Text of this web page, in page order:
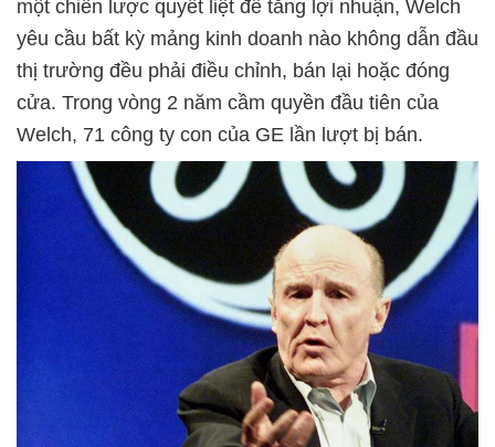
một chiến lược quyết liệt để tăng lợi nhuận, Welch
yêu cầu bất kỳ mảng kinh doanh nào không dẫn đầu
thị trường đều phải điều chỉnh, bán lại hoặc đóng
cửa. Trong vòng 2 năm cầm quyền đầu tiên của
Welch, 71 công ty con của GE lần lượt bị bán.